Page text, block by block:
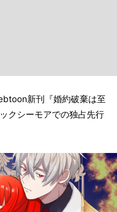
新刊『婚約破棄は至
クシーモアでの独占先行